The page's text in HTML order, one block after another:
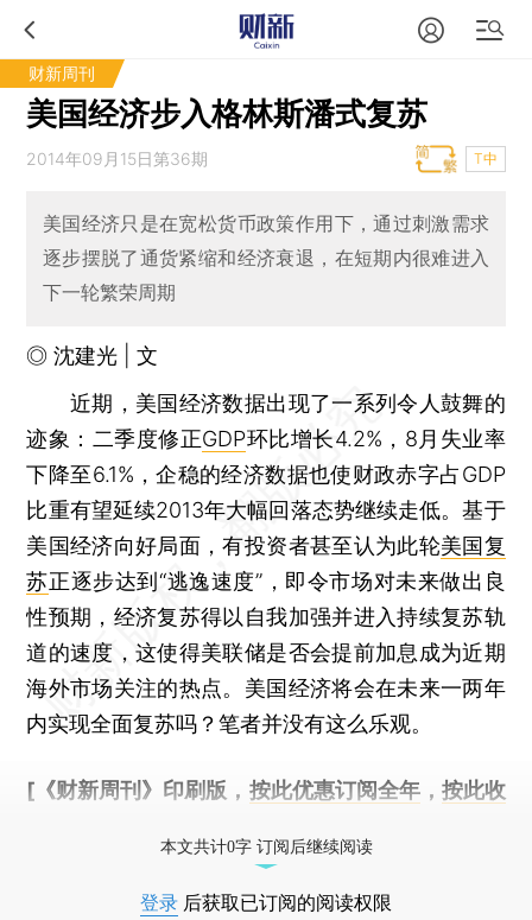
财新周刊
美国经济步入格林斯潘式复苏
2014年09月15日第36期 T中
美国经济只是在宽松货币政策作用下，通过刺激需求
逐步摆脱了通货紧缩和经济衰退，在短期内很难进入
下一轮繁荣周期
◎ 沈建光 | 文
近期，美国经济数据出现了一系列令人鼓舞的
迹象：二季度修正GDP环比增长4.2%，8月失业率
下降至6.1%，企稳的经济数据也使财政赤字占GDP
比重有望延续2013年大幅回落态势继续走低。基于
美国经济向好局面，有投资者甚至认为此轮美国复
苏正逐步达到“逃逸速度”，即令市场对未来做出良
性预期，经济复苏得以自我加强并进入持续复苏轨
道的速度，这使得美联储是否会提前加息成为近期
海外市场关注的热点。美国经济将会在未来一两年
内实现全面复苏吗？笔者并没有这么乐观。
[《财新周刊》印刷版， 按此优惠订阅全年， 按此收
本文共计0字 订阅后继续阅读
登录 后获取已订阅的阅读权限